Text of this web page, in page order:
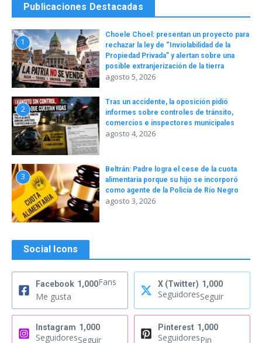
Publicaciones Destacadas
1
Choele Choel: presentan un proyecto para
rechazar la ley de “Inviolabilidad de la
Propiedad Privada” y alertan sobre una
posible extranjerización de la tierra
agosto 5, 2026
2
Tras un accidente, la oposición pidió
informes sobre controles de tránsito,
comercios e inspectores municipales
agosto 4, 2026
3
Beltrán: Padre logra el cese de la cuota
alimentaria porque su hijo se incorporó
como agente de la Policía de Río Negro
agosto 3, 2026
Social Icons
Facebook 1,000Fans
Me gusta
X (Twitter) 1,000
SeguidoresSeguir
Instagram 1,000
SeguidoresSeguir
Pinterest 1,000
SeguidoresPin